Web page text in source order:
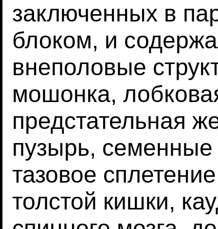
заключенных в
блоком, и
внеполовые
мошонка,
предстательная
пузырь, семенные
тазовое
толстой кишки,